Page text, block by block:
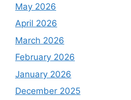
May 2026
April 2026
March 2026
February 2026
January 2026
December 2025